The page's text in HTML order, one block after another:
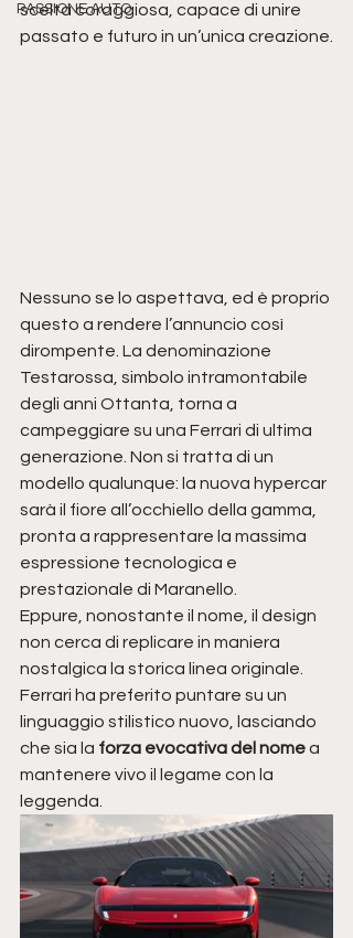
PASSIONE AUTO
scelta coraggiosa, capace di unire
passato e futuro in un’unica creazione.
Nessuno se lo aspettava, ed è proprio
questo a rendere l’annuncio così
dirompente. La denominazione
Testarossa, simbolo intramontabile
degli anni Ottanta, torna a
campeggiare su una Ferrari di ultima
generazione. Non si tratta di un
modello qualunque: la nuova hypercar
sarà il fiore all’occhiello della gamma,
pronta a rappresentare la massima
espressione tecnologica e
prestazionale di Maranello.
Eppure, nonostante il nome, il design
non cerca di replicare in maniera
nostalgica la storica linea originale.
Ferrari ha preferito puntare su un
linguaggio stilistico nuovo, lasciando
che sia la forza evocativa del nome a
mantenere vivo il legame con la
leggenda.